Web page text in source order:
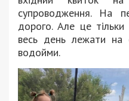
супроводження. На
дорого. Але це
весь день лежати на
водойми.